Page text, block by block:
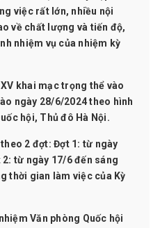
việc rất lớn, nhiều nội
về chất lượng và tiến độ,
nhiệm vụ của nhiệm kỳ
khai mạc trọng thể vào
ngày 28/6/2024 theo hình
hội, Thủ đô Hà Nội.
2 đợt: Đợt 1: từ ngày
từ ngày 17/6 đến sáng
thời gian làm việc của Kỳ
Văn phòng Quốc hội